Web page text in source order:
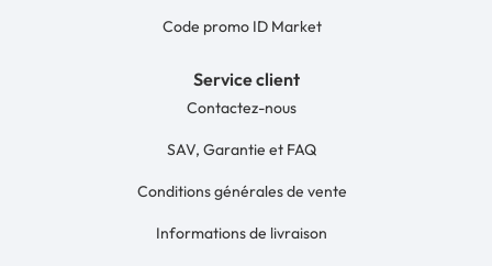
Code promo ID Market
Service client
Contactez-nous
SAV, Garantie et FAQ
Conditions générales de vente
Informations de livraison